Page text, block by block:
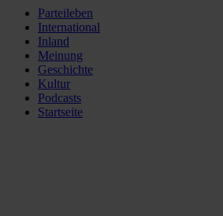
Parteileben
International
Inland
Meinung
Geschichte
Kultur
Podcasts
Startseite